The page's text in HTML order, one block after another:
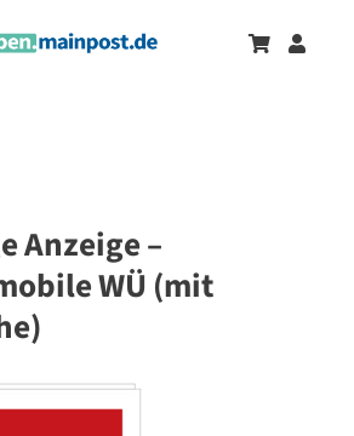
Anzeige –
WÜ (mit